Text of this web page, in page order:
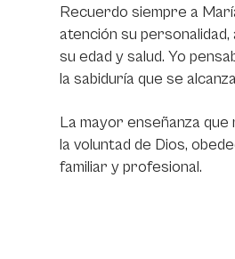
Recuerdo siempre a
atención su
su edad y salud. Yo
la sabiduría que se
La mayor enseñanza
la voluntad de Dios,
familiar y profesional.